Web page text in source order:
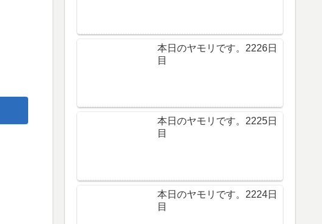
本日のヤモリです。2226日
目
本日のヤモリです。2225日
目
本日のヤモリです。2224日
目